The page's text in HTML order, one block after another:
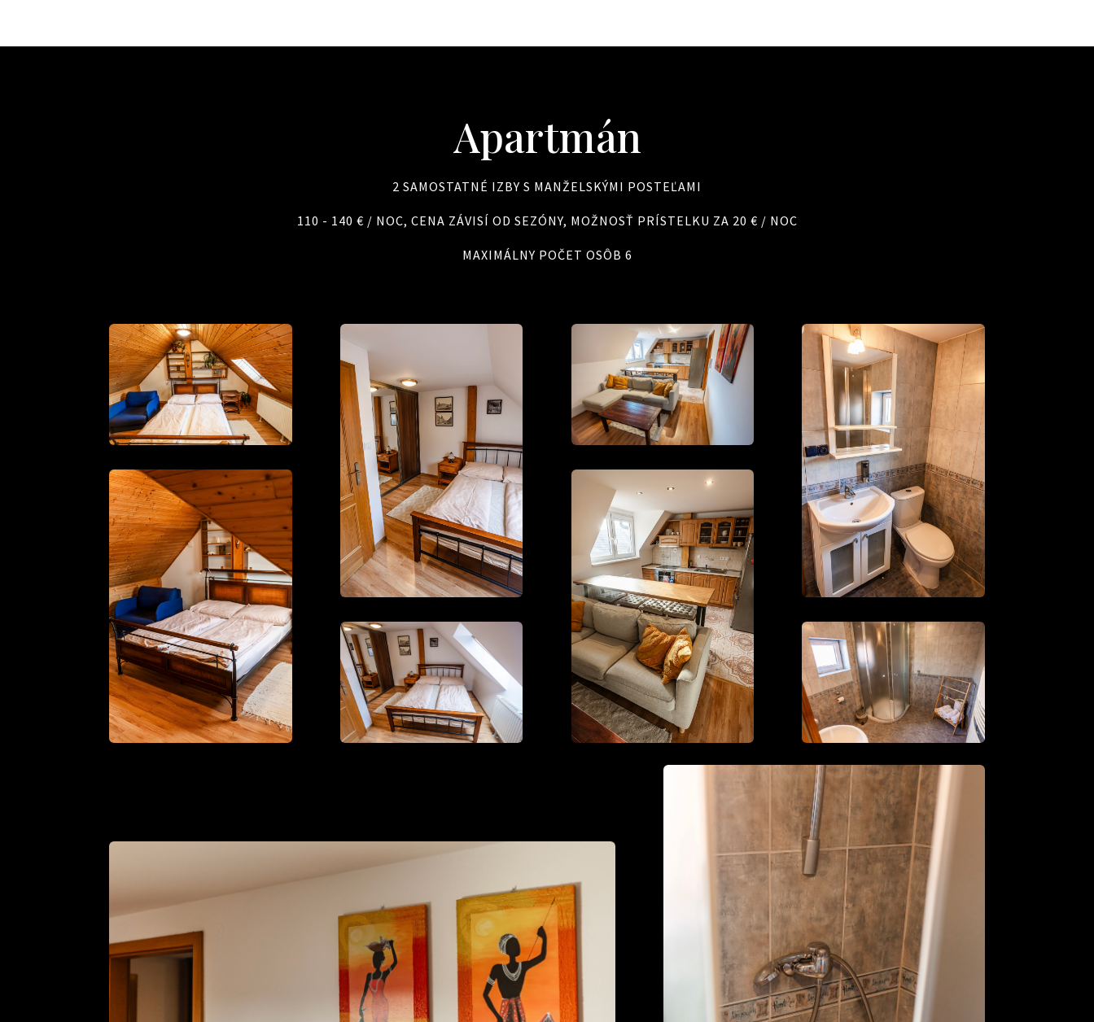
Apartmán
2 SAMOSTATNÉ IZBY S MANŽELSKÝMI POSTEĽAMI
110 - 140 € / NOC, CENA ZÁVISÍ OD SEZÓNY, MOŽNOSŤ PRÍSTELKU ZA 20 € / NOC
MAXIMÁLNY POČET OSÔB 6